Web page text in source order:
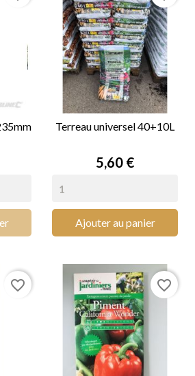
Terreau universel 40+10L
Prix
5,60 €
Ajouter au panier
favorite_border favorite_border